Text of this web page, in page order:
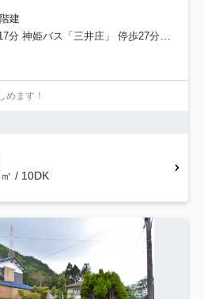
建
バス「三井庄」 停歩27分車15分 10.3km
めます！
/ 10DK